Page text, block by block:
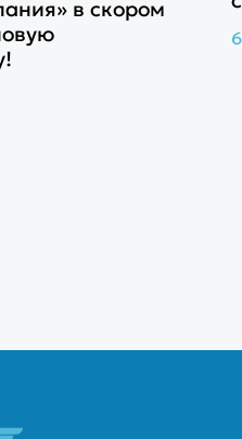
в скором